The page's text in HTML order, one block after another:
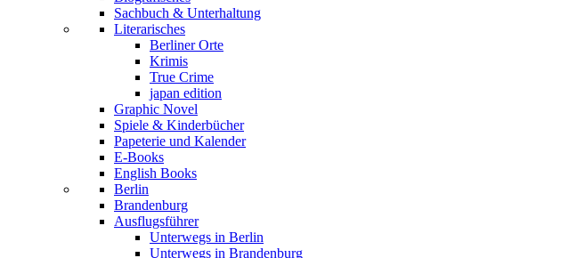
Sachbuch & Unterhaltung
Literarisches
Berliner Orte
Krimis
True Crime
japan edition
Graphic Novel
Spiele & Kinderbücher
Papeterie und Kalender
E-Books
English Books
Berlin
Brandenburg
Ausflugsführer
Unterwegs in Berlin
Unterwegs in Brandenburg